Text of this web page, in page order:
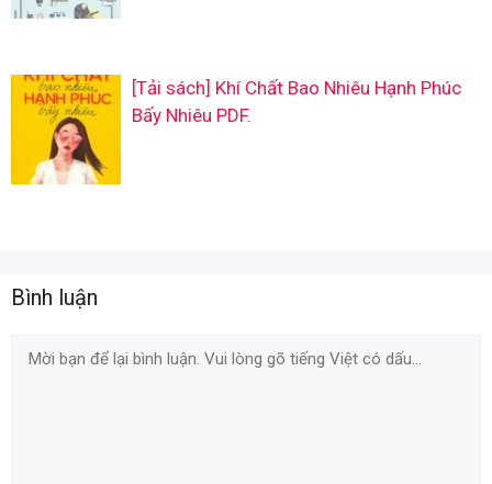
[Tải sách] Khí Chất Bao Nhiêu Hạnh Phúc
Bấy Nhiêu PDF.
Bình luận
Comment